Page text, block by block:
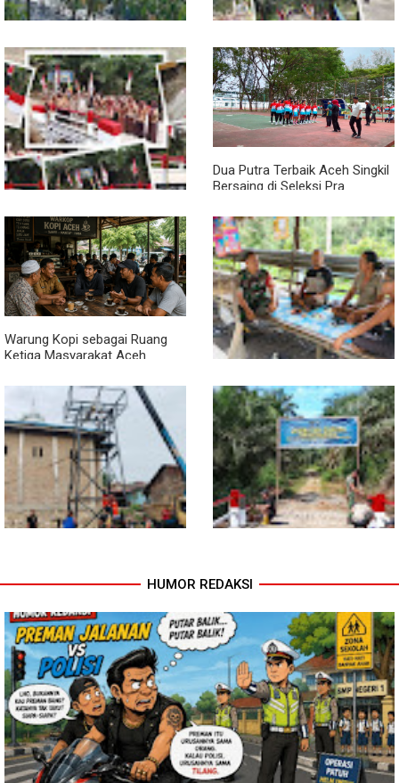
Pendampingan Babinsa
Dorong Petani Tingkatkan Hasil
Tanaman Cabai
Jembatan Garuda Rampung,
Akses Warga Teladan Baru–
Kuala Kepeng Kini Semakin
Lancar
Jembatan Garuda Rampung,
Warga Teladan Baru Kini
Nikmati Akses Lebih Lancar
Dua Putra Terbaik Aceh Singkil
Bersaing di Seleksi Pra
Warung Kopi sebagai Ruang
Ketiga Masyarakat Aceh
Lewat Komsos di Warung
Kopi, Babinsa Bangun Sinergi
dan Kekompakan Warga
Progres TNI AD Manunggal Air
Dirikan Tower Polytank di
Belegen Mulia
Kodim 0118 Tancap Gas
Jembatan Garuda
HUMOR REDAKSI